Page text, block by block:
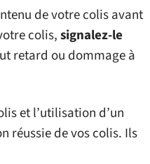
de votre colis avant
colis,signalez-le
retard ou dommage à
et l’utilisation d’un
réussie de vos colis. Ils